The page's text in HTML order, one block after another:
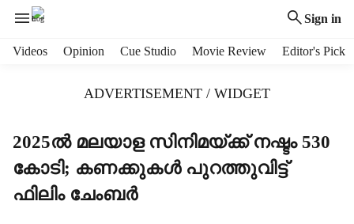
Sign in
Videos Opinion Cue Studio Movie Review Editor's Pick
ADVERTISEMENT / WIDGET
2025ല്‍ മലയാള സിനിമയ്ക്ക് നഷ്ടം 530
കോടി; കണക്കുകൾ പുറത്തുവിട്ട്
ഫിലിം ചേംബര്‍